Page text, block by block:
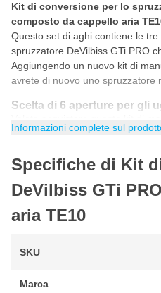
Kit di conversione per lo
composto da cappello aria
Questo set di aghi contiene le
spruzzatore DeVilbiss GTi PRO
Aggiungendo un nuovo kit di
avrete di nuovo uno spruzzatore
Scelta di 6 aperture per gli
DeVilbiss GTi PRO? Allora potete
spruzzare, scegliete l'apertura
1,2 mm
1,3 mm
1,6 mm
Informazioni complete sul
Specifiche di Kit
DeVilbiss GTi
aria TE10
SKU
Marca